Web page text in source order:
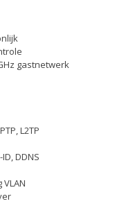
gastnetwerk
L2TP
DDNS